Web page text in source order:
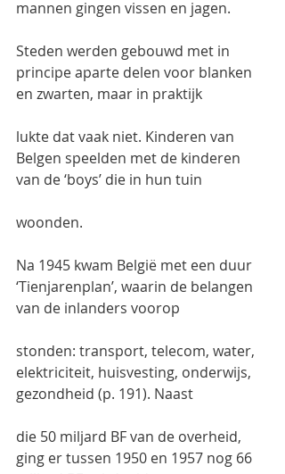
mannen gingen vissen en jagen.
Steden werden gebouwd met in
principe aparte delen voor blanken
en zwarten, maar in praktijk
lukte dat vaak niet. Kinderen van
Belgen speelden met de kinderen
van de ‘boys’ die in hun tuin
woonden.
Na 1945 kwam België met een duur
‘Tienjarenplan’, waarin de belangen
van de inlanders voorop
stonden: transport, telecom, water,
elektriciteit, huisvesting, onderwijs,
gezondheid (p. 191). Naast
die 50 miljard BF van de overheid,
ging er tussen 1950 en 1957 nog 66